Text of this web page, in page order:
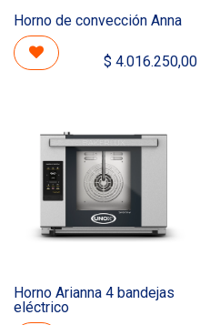
Horno de convección Anna
$ 4.016.250,00
Horno Arianna 4 bandejas
eléctrico